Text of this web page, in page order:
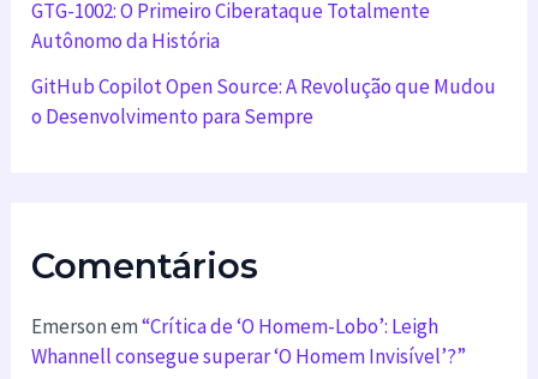
GTG-1002: O Primeiro Ciberataque Totalmente
Autônomo da História
GitHub Copilot Open Source: A Revolução que Mudou
o Desenvolvimento para Sempre
Comentários
Emersonem“Crítica de ‘O Homem-Lobo’: Leigh
Whannell consegue superar ‘O Homem Invisível’?”